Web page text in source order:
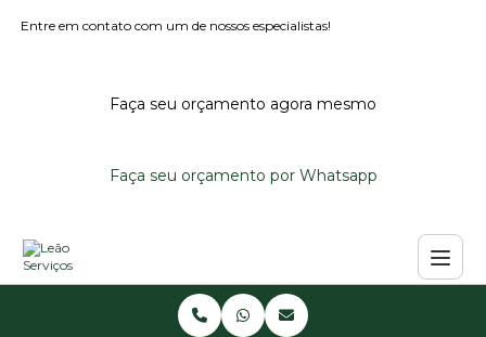
Entre em contato com um de nossos especialistas!
Faça seu orçamento agora mesmo
Faça seu orçamento por Whatsapp